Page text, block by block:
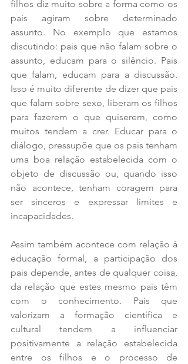
filhos diz muito sobre a forma como os
pais agiram sobre determinado
assunto. No exemplo que estamos
discutindo: pais que não falam sobre o
assunto, educam para o silêncio. Pais
que falam, educam para a discussão.
Isso é muito diferente de dizer que pais
que falam sobre sexo, liberam os filhos
para fazerem o que quiserem, como
muitos tendem a crer. Educar para o
diálogo, pressupõe que os pais tenham
uma boa relação estabelecida com o
objeto de discussão ou, quando isso
não acontece, tenham coragem para
ser sinceros e expressar limites e
incapacidades.
Assim também acontece com relação à
educação formal, a participação dos
pais depende, antes de qualquer coisa,
da relação que estes mesmo pais têm
com o conhecimento. Pais que
valorizam a formação científica e
cultural tendem a influenciar
positivamente a relação estabelecida
entre os filhos e o processo de